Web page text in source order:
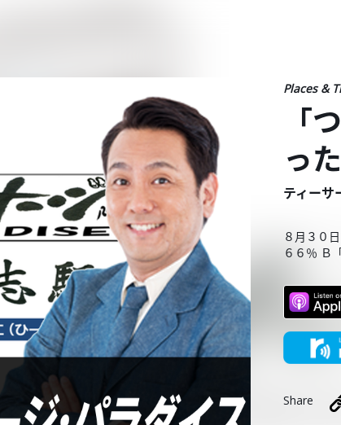
Places &
「
っ
ティーサ
８月３０
６６％ Ｂ
Share